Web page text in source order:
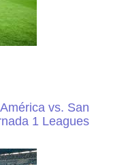
vs. San
1 Leagues